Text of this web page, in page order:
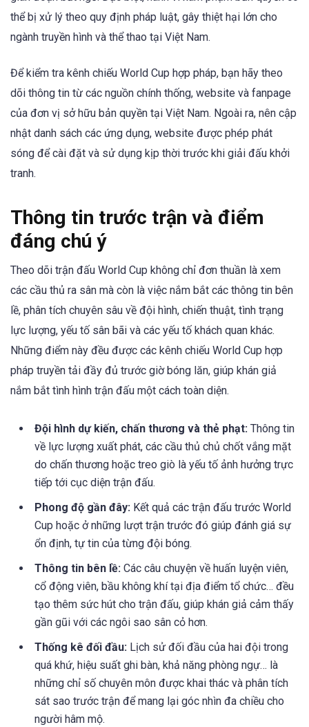
thể bị xử lý theo quy định pháp luật, gây thiệt hại lớn cho
ngành truyền hình và thể thao tại Việt Nam.
Để kiểm tra kênh chiếu World Cup hợp pháp, bạn hãy theo
dõi thông tin từ các nguồn chính thống, website và fanpage
của đơn vị sở hữu bản quyền tại Việt Nam. Ngoài ra, nên cập
nhật danh sách các ứng dụng, website được phép phát
sóng để cài đặt và sử dụng kịp thời trước khi giải đấu khởi
tranh.
Thông tin trước trận và điểm
đáng chú ý
Theo dõi trận đấu World Cup không chỉ đơn thuần là xem
các cầu thủ ra sân mà còn là việc nắm bắt các thông tin bên
lề, phân tích chuyên sâu về đội hình, chiến thuật, tình trạng
lực lượng, yếu tố sân bãi và các yếu tố khách quan khác.
Những điểm này đều được các kênh chiếu World Cup hợp
pháp truyền tải đầy đủ trước giờ bóng lăn, giúp khán giả
nắm bắt tình hình trận đấu một cách toàn diện.
Đội hình dự kiến, chấn thương và thẻ phạt: Thông tin
về lực lượng xuất phát, các cầu thủ chủ chốt vắng mặt
do chấn thương hoặc treo giò là yếu tố ảnh hưởng trực
tiếp tới cục diện trận đấu.
Phong độ gần đây: Kết quả các trận đấu trước World
Cup hoặc ở những lượt trận trước đó giúp đánh giá sự
ổn định, tự tin của từng đội bóng.
Thông tin bên lề: Các câu chuyện về huấn luyện viên,
cổ động viên, bầu không khí tại địa điểm tổ chức… đều
tạo thêm sức hút cho trận đấu, giúp khán giả cảm thấy
gần gũi với các ngôi sao sân cỏ hơn.
Thống kê đối đầu: Lịch sử đối đầu của hai đội trong
quá khứ, hiệu suất ghi bàn, khả năng phòng ngự… là
những chỉ số chuyên môn được khai thác và phân tích
sát sao trước trận để mang lại góc nhìn đa chiều cho
người hâm mộ.